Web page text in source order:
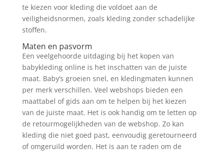
te kiezen voor kleding die voldoet aan de
veiligheidsnormen, zoals kleding zonder schadelijke
stoffen.
Maten en pasvorm
Een veelgehoorde uitdaging bij het kopen van
babykleding online is het inschatten van de juiste
maat. Baby’s groeien snel, en kledingmaten kunnen
per merk verschillen. Veel webshops bieden een
maattabel of gids aan om te helpen bij het kiezen
van de juiste maat. Het is ook handig om te letten op
de retourmogelijkheden van de webshop. Zo kan
kleding die niet goed past, eenvoudig geretourneerd
of omgeruild worden. Het is aan te raden om de